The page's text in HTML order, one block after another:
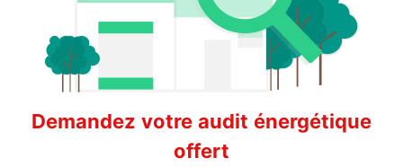
Demandez votre audit énergétique
offert